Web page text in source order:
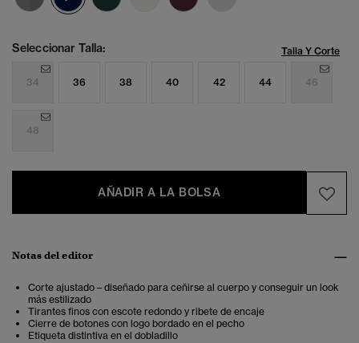
Seleccionar Talla: Talla Y Corte
34 36 38 40 42 44 46
48
AÑADIR A LA BOLSA
Notas del editor
Corte ajustado – diseñado para ceñirse al cuerpo y conseguir un look
más estilizado
Tirantes finos con escote redondo y ribete de encaje
Cierre de botones con logo bordado en el pecho
Etiqueta distintiva en el dobladillo